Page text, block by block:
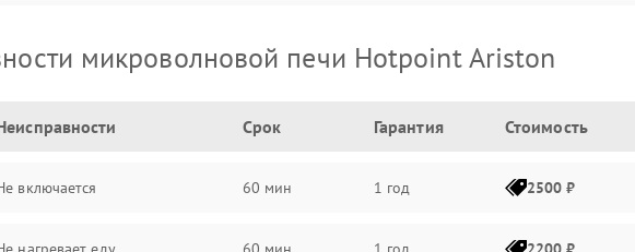
микроволновой печи Hotpoint Ariston
Срок Гарантия Стоимость
включается 60 мин 1 год 2500 ₽